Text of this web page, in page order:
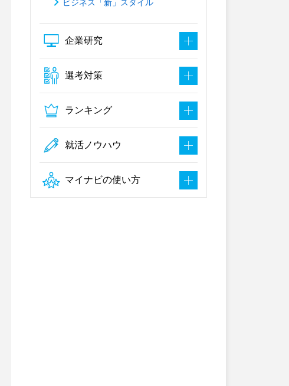
ビジネス「新」スタイル
企業研究
選考対策
ランキング
就活ノウハウ
マイナビの使い方